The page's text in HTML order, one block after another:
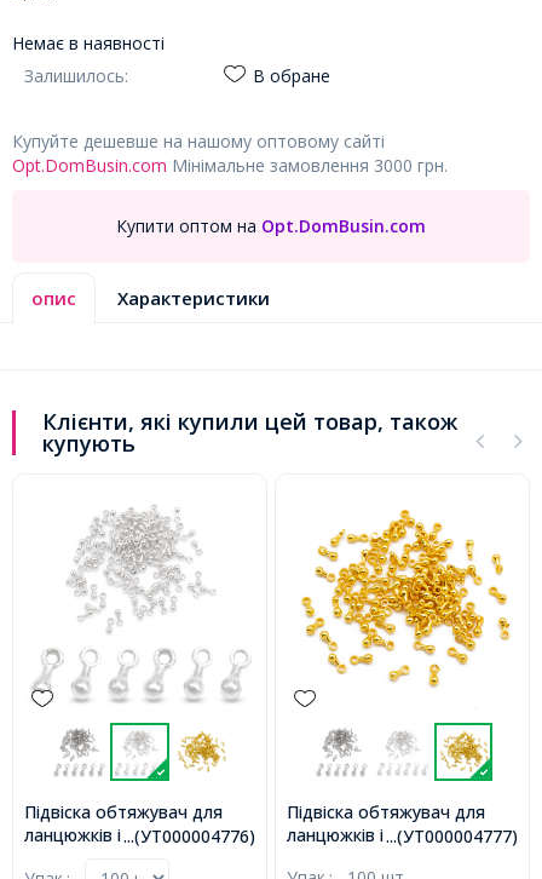
Немає в наявності
Залишилось:
В обране
Купуйте дешевше на нашому оптовому сайті
Opt.DomBusin.com Мінімальне замовлення 3000 грн.
Купити оптом на Opt.DomBusin.com
опис Характеристики
Клієнти, які купили цей товар, також
купують
...(УТ000004777)
Підвіска обтяжувач для
ланцюжків і намиста,
...(УТ0002885 )
Намистини Скляні
Кракле, "Бите Скло" Круглі,